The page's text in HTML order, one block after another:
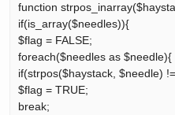
function
if(is_array($needles)){
$flag = FALSE;
foreach($needles as $needle){
if(strpos($haystack, $needle)
$flag = TRUE;
break;